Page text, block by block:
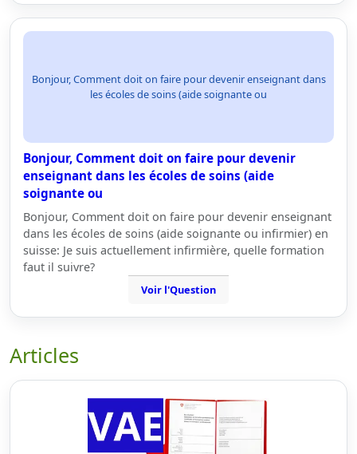
Bonjour, Comment doit on faire pour devenir enseignant dans
les écoles de soins (aide soignante ou
Bonjour, Comment doit on faire pour devenir
enseignant dans les écoles de soins (aide
soignante ou
Bonjour, Comment doit on faire pour devenir enseignant
dans les écoles de soins (aide soignante ou infirmier) en
suisse: Je suis actuellement infirmière, quelle formation
faut il suivre?
Voir l'Question
Articles